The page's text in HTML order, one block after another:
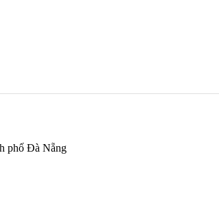
phố Đà Nẵng